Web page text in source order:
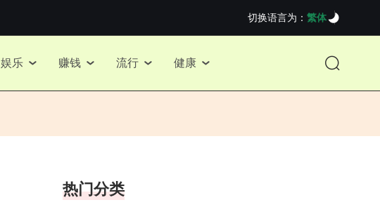
切换语言为： 繁体
娱乐 赚钱 流行 健康
热门分类